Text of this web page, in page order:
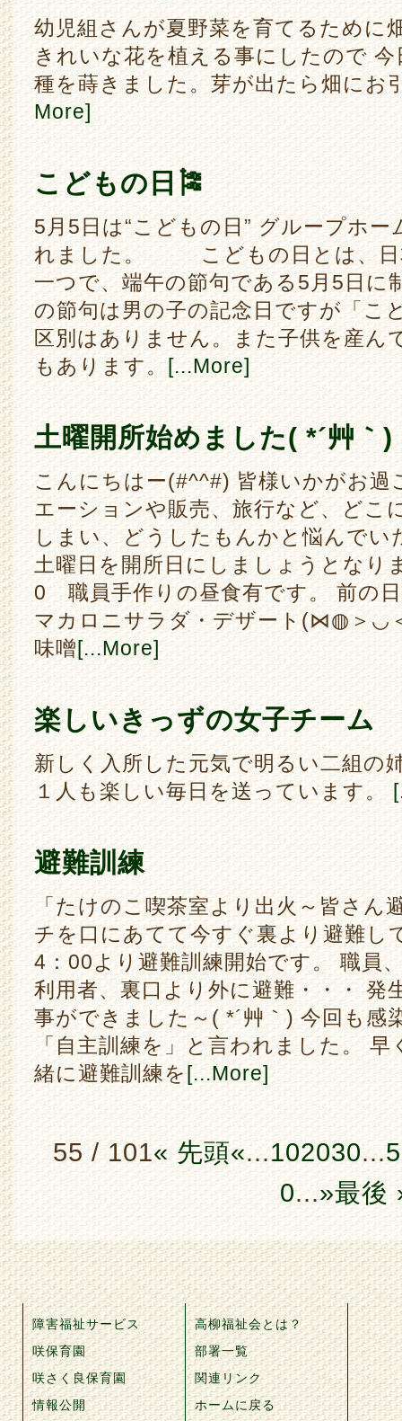
幼児組さんが夏野菜を育てるために
きれいな花を植える事にしたので
種を蒔きました。芽が出たら畑にお
More]
こどもの日🎏
5月5日は“こどもの日” グループホ
れました。 こどもの日とは、日
一つで、端午の節句である5月5日に
の節句は男の子の記念日ですが「こ
区別はありません。また子供を産ん
もあります。 [...More]
土曜開所始めました( *´艸｀)
こんにちはー(#^^#) 皆様いかがお
エーションや販売、旅行など、どこ
しまい、どうしたもんかと悩んでい
土曜日を開所日にしましょうとなり
0 職員手作りの昼食有です。 前の
マカロニサラダ・デザート(⋈◍＞◡
味噌[...More]
楽しいきっずの女子チーム
新しく入所した元気で明るい二組の
１人も楽しい毎日を送っています。
避難訓練
「たけのこ喫茶室より出火～皆さ
チを口にあてて今すぐ裏より避難し
4：00より避難訓練開始です。 職員
利用者、裏口より外に避難・・・ 発
事ができました～( *´艸｀) 今回も感
「自主訓練を」と言われました。
緒に避難訓練を[...More]
55 / 101« 先頭«...102030...
0...»最後
障害福祉サービス
咲保育園
咲さく良保育園
情報公開
高柳福祉会とは？
部署一覧
関連リンク
ホームに戻る